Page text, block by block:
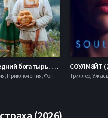
Последний богатырь. Колобок (2026)
Комедия, Приключения, Фэнтези,
СОУЛМ8ЙТ
Триллер,